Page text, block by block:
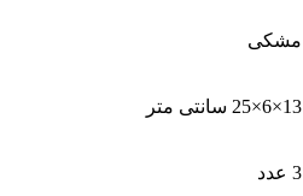
مشکی
13×6×25 سانتی متر
3 عدد